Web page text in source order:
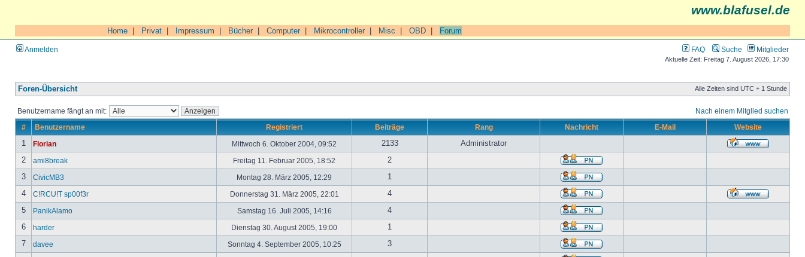
www.blafusel.de
Home Privat Impressum Bücher| Computer| Mikrocontroller| Misc OBD Forum
Anmelden FAQ Suche Mitglieder
Aktuelle Zeit: Freitag 7. August 2026, 17:30
Foren-Übersicht Alle Zeiten sind UTC + 1 Stunde
Benutzername fängt an mit: Nach einem Mitglied suchen
# Benutzername Registriert Beiträge Rang Nachricht E-Mail Website
1 Florian Mittwoch 6. Oktober 2004, 09:52 2133
Administrator
2
ami8break Freitag 11. Februar 2005, 18:52
2
3
CivicMB3 Montag 28. März 2005, 12:29
1
4
C!RCU!T sp00f3r Donnerstag 31. März 2005, 22:01
4
5
PanikAlamo Samstag 16. Juli 2005, 14:16
4
6
harder Dienstag 30. August 2005, 19:00
1
7
davee Sonntag 4. September 2005, 10:25
3